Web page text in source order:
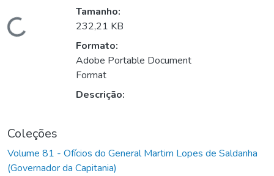
Carregando...
Tamanho:
232,21 KB
Formato:
Adobe Portable Document
Format
Descrição:
Coleções
Volume 81 - Ofícios do General Martim Lopes de Saldanha
(Governador da Capitania)